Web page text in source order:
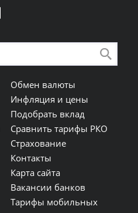
Обмен валюты
Инфляция и цены
Подобрать вклад
Сравнить тарифы РКО
Страхование
Контакты
Карта сайта
Вакансии банков
Тарифы мобильных